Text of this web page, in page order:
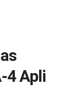
4 Apli